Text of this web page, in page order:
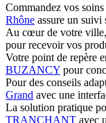
Commandez vos
Rhône assure un suivi
Au cœur de votre ville,
pour recevoir vos
Votre point de repère
BUZANCY pour
Pour des conseils
Grand avec une
La solution pratique
TRANCHANT avec